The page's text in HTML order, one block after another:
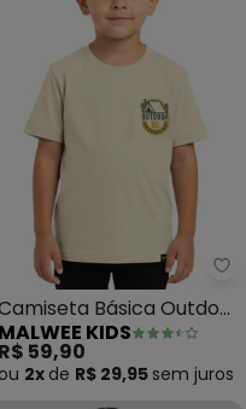
- Camiseta Básica
Básica Outdoor
Expedition (Off White)
MALWEE KIDS
R$ 59,90
ou 2x de R$ 29,95 sem juros